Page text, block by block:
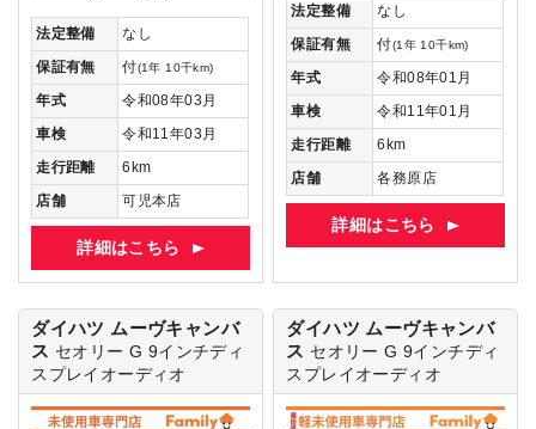
法定整備
なし
保証有無
付(1年 10千km)
年式
令和08年03月
車検
令和11年03月
走行距離
6km
店舗
可児本店
詳細はこちら
法定整備
なし
保証有無
付(1年 10千km)
年式
令和08年01月
車検
令和11年01月
走行距離
6km
店舗
各務原店
詳細はこちら
ダイハツ ムーヴキャンバ
ス セオリー G 9インチディ
スプレイオーディオ
ダイハツ ムーヴキャンバ
ス セオリー G 9インチディ
スプレイオーディオ